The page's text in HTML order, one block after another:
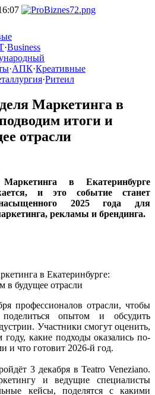
·Business
·АПК·Креативные
·Ритеил
Маркетинга в
итоги и
отрасли
в Екатеринбурге
и это событие станет
2025 года для
рекламы и брендинга.
профессионалов отрасли, чтобы
опытом и обсудить
Участники смогут оценить,
году, какие подходы оказались по-
и что готовит 2026-й год.
3 декабря в Teatro Veneziano.
и ведущие специалисты
кейсы, поделятся с какими